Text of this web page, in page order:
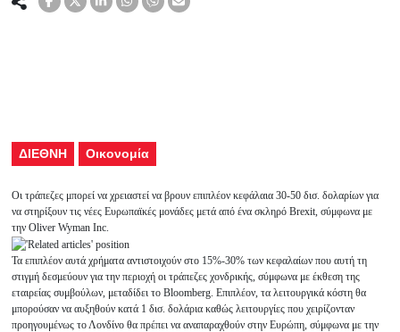
ΔΙΕΘΝΗ Οικονομία
Οι τράπεζες μπορεί να χρειαστεί να βρουν επιπλέον κεφάλαια 30-50 δισ. δολαρίων για
να στηρίξουν τις νέες Ευρωπαϊκές μονάδες μετά από ένα σκληρό Brexit, σύμφωνα με
την Oliver Wyman Inc.
Τα επιπλέον αυτά χρήματα αντιστοιχούν στο 15%-30% των κεφαλαίων που αυτή τη
στιγμή δεσμεύουν για την περιοχή οι τράπεζες χονδρικής, σύμφωνα με έκθεση της
εταιρείας συμβούλων, μεταδίδει το Bloomberg. Επιπλέον, τα λειτουργικά κόστη θα
μπορούσαν να αυξηθούν κατά 1 δισ. δολάρια καθώς λειτουργίες που χειρίζονταν
προηγουμένως το Λονδίνο θα πρέπει να αναπαραχθούν στην Ευρώπη, σύμφωνα με την